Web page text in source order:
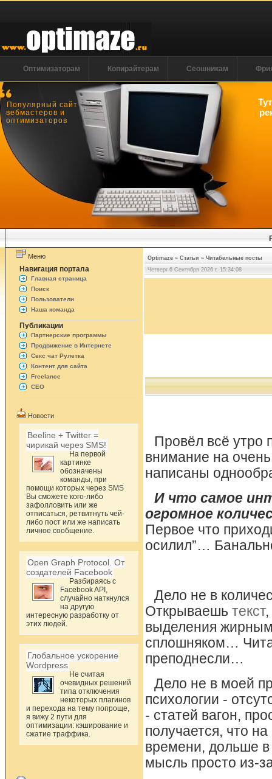
Оптимизаторам Копирайтерам Сеошникам
Популярный сайт
вебмастеров и
оптимизаторов
Меню
Навигация портала
Главная страница
Поиск
Пользователи
Наша команда
Публикации
Партнерские программы
Продвижение в Интернете
Секс чат Рулетка
Контент для сайта
Freelance
СЕО
Новости
Beeline + Twitter =
чирикай через SMS!
На первой
картинке
обозначены
команды, при
помощи которых через SMS
Вы сможете кого-либо
зафолловить или же
отписаться, ретвитнуть чей-
либо пост или же написать
личное сообщение.
Open Graph Protocol. От
создателей Facebook
Разбираясь с
Facebook API,
случайно наткнулся
на другую
интересную разработку от
этих людей.
Глобальное ускорение
Wordpress
Не считая
очевидных решений
типа отключения
некоторых плагинов
и перехода на тему попроще,
я вижу 2 пути для
оптимизации: кэширование и
сжатие траффика.
Optimaze » Статьи » Читабельные посты
Четверг 6 Сентября 2026 г. 15:34:08
Провёл всё утро
внимание на
написаны
И что самое
огромное
Первое что
осилил”…
Дело не в
Открываешь текст,
выделения
сплошняком…
преподнесли…
Дело не в моей
психологии -
- статей вагон,
получается, что
времени, дольше в
мысль просто из-